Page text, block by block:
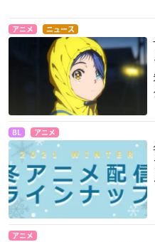
アニメ ニュース
BL アニメ
アニメ